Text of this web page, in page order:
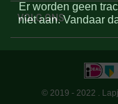
VOLG ONS
Er worden geen
niet aan. Vandaar
© 2019 - 2022 .